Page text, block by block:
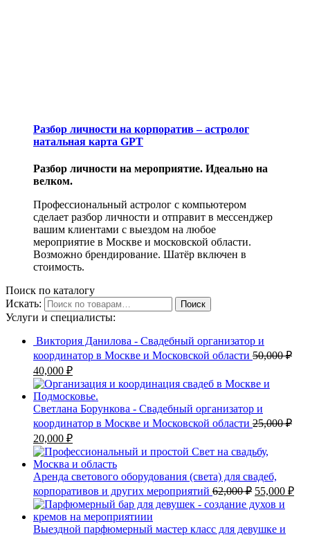
Разбор личности на корпоратив – астролог
натальная карта GPT
Разбор личности на мероприятие. Идеально на
велком.
Профессиональный астролог с компьютером
сделает разбор личности и отправит в мессенджер
вашим клиентами с выездом на любое
мероприятие в Москве и московской области.
Возможно брендирование. Шатёр включен в
стоимость.
Поиск по каталогу
Искать:
Поиск
Услуги и специалисты:
Виктория Данилова - Свадебный организатор и
координатор в Москве и Московской области 50,000₽
40,000 ₽
Светлана Борункова - Свадебный организатор и
координатор в Москве и Московской области 25,000₽
20,000 ₽
Аренда светового оборудования (света) для свадеб,
корпоративов и других мероприятий 62,000₽ 55,000 ₽
Выездной парфюмерный мастер класс для девушке и